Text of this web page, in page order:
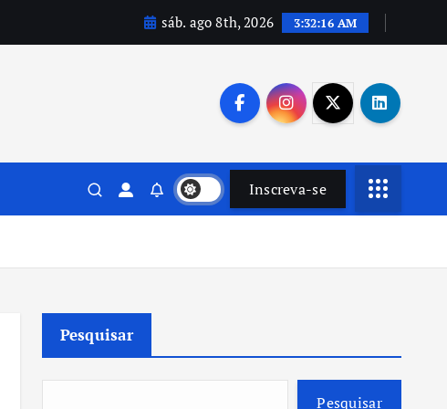
sáb. ago 8th, 2026 3:32:17 AM
Inscreva-se
Pesquisar
Pesquisar